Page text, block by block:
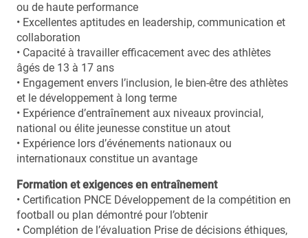
ou de haute performance
• Excellentes aptitudes en leadership, communication et
collaboration
• Capacité à travailler efficacement avec des athlètes
âgés de 13 à 17 ans
• Engagement envers l’inclusion, le bien-être des athlètes
et le développement à long terme
• Expérience d’entraînement aux niveaux provincial,
national ou élite jeunesse constitue un atout
• Expérience lors d’événements nationaux ou
internationaux constitue un avantage
Formation et exigences en entraînement
• Certification PNCE Développement de la compétition en
football ou plan démontré pour l’obtenir
• Complétion de l’évaluation Prise de décisions éthiques,